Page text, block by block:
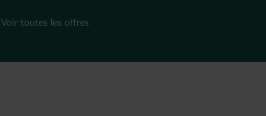
Voir toutes les offres